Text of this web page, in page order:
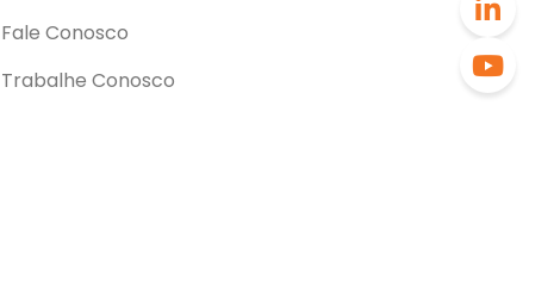
Fale Conosco
Trabalhe Conosco